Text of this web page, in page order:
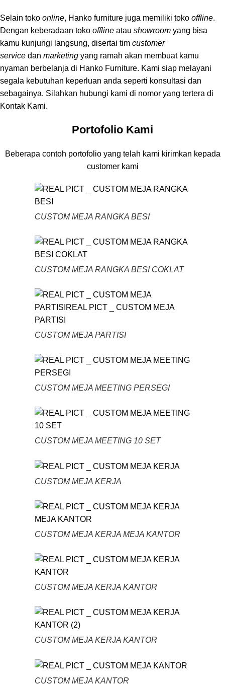
Selain toko online, Hanko furniture juga memiliki toko offline.
Dengan keberadaan toko offline atau showroom yang bisa
kamu kunjungi langsung, disertai tim customer
service dan marketing yang ramah akan membuat kamu
nyaman berbelanja di Hanko Furniture. Kami siap melayani
segala kebutuhan keperluan anda seperti konsultasi dan
sebagainya. Silahkan hubungi kami di nomor yang tertera di
Kontak Kami.
Portofolio Kami
Beberapa contoh portofolio yang telah kami kirimkan kepada
customer kami
CUSTOM MEJA RANGKA BESI
CUSTOM MEJA RANGKA BESI COKLAT
CUSTOM MEJA PARTISI
CUSTOM MEJA MEETING PERSEGI
CUSTOM MEJA MEETING 10 SET
CUSTOM MEJA KERJA
CUSTOM MEJA KERJA MEJA KANTOR
CUSTOM MEJA KERJA KANTOR
CUSTOM MEJA KERJA KANTOR
CUSTOM MEJA KANTOR